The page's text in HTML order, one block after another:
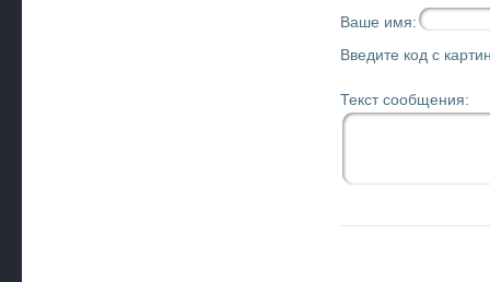
Ваше имя:
Введите код с
Текст сообщения: